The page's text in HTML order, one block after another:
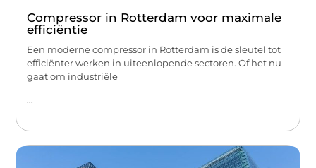
Compressor in Rotterdam voor maximale
efficiëntie
Een moderne compressor in Rotterdam is de sleutel tot
efficiënter werken in uiteenlopende sectoren. Of het nu
gaat om industriële
...